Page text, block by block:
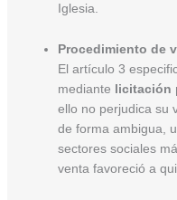
Iglesia.
Procedimiento de
El artículo 3
mediante licitación
ello no perjudica su
de forma ambigua,
sectores sociales
venta favoreció a